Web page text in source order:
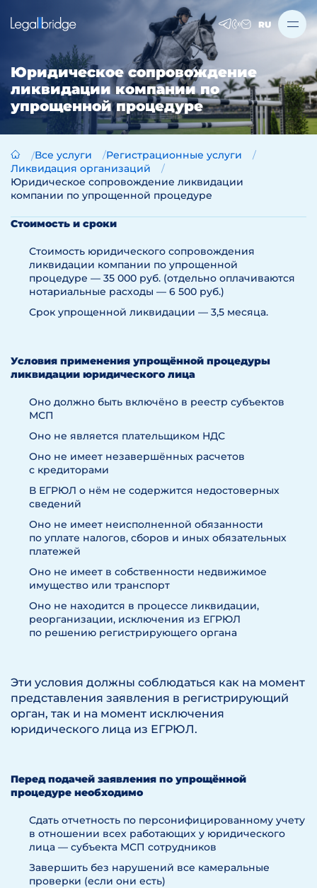
RU
Юридическое сопровождение
ликвидации компании по
упрощенной процедуре
Все услуги
Регистрационные услуги
Ликвидация организаций
Юридическое сопровождение ликвидации
компании по упрощенной процедуре
Стоимость и сроки
Стоимость юридического сопровождения
ликвидации компании по упрощенной
процедуре — 35 000 руб. (отдельно оплачиваются
нотариальные расходы — 6 500 руб.)
Срок упрощенной ликвидации — 3,5 месяца.
Условия применения упрощённой процедуры
ликвидации юридического лица
Оно должно быть включёно в реестр субъектов
МСП
Оно не является плательщиком НДС
Оно не имеет незавершённых расчетов
с кредиторами
В ЕГРЮЛ о нём не содержится недостоверных
сведений
Оно не имеет неисполненной обязанности
по уплате налогов, сборов и иных обязательных
платежей
Оно не имеет в собственности недвижимое
имущество или транспорт
Оно не находится в процессе ликвидации,
реорганизации, исключения из ЕГРЮЛ
по решению регистрирующего органа
Эти условия должны соблюдаться как на момент
представления заявления в регистрирующий
орган, так и на момент исключения
юридического лица из ЕГРЮЛ.
Перед подачей заявления по упрощённой
процедуре необходимо
Сдать отчетность по персонифицированному учету
в отношении всех работающих у юридического
лица — субъекта МСП сотрудников
Завершить без нарушений все камеральные
проверки (если они есть)